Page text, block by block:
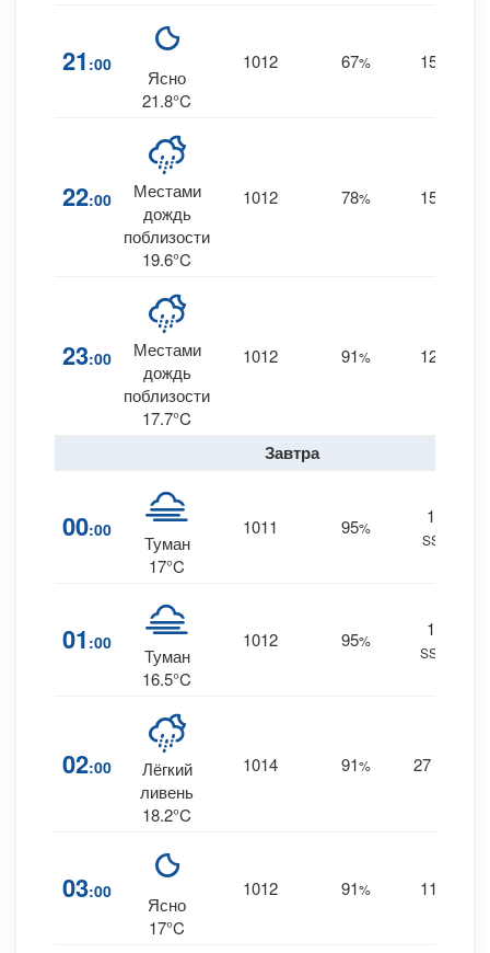
21 :00
Ясно
21.8°C
1012 67% 15
22:00
Местами
дождь
поблизости
19.6°C
1012 78% 15
23:00
Местами
дождь
поблизости
17.7°C
1012 91% 12
Завтра
00:00
Туман
17°C
1011 95%
11
SSE
01 :00
Туман
16.5°C
1012 95%
10
SSW
02:00
Лёгкий
ливень
18.2°C
1014 91% 27
03:00
Ясно
17°C
1012 91% 11